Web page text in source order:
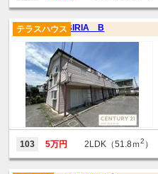
BIRIA B
テラスハウス
103 5万円 2LDK（51.8ｍ2 ）